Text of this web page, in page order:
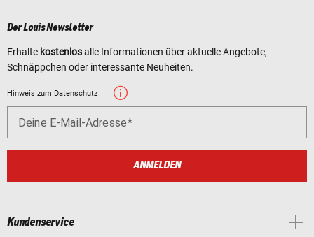
Der Louis Newsletter
Erhalte kostenlosalle Informationen über aktuelle Angebote,
Schnäppchen oder interessante Neuheiten.
Hinweis zum Datenschutz
Deine E-Mail-Adresse
ANMELDEN
Kundenservice